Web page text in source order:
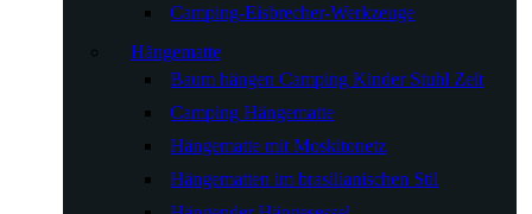
Camping-Eisbrecher-Werkzeuge
Hängematte
Baum hängen Camping Kinder Stuhl Zelt
Camping Hängematte
Hängematte mit Moskitonetz
Hängematten im brasilianischen Stil